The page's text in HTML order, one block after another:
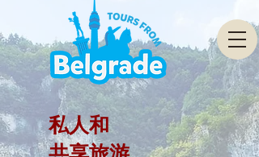
私人和